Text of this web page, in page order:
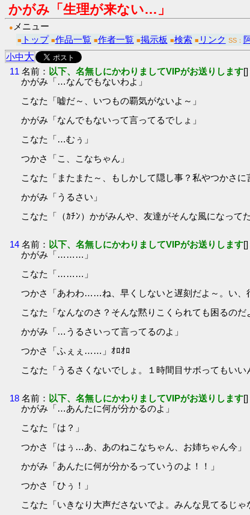
かがみ「生理が来ない…」
● メニュー
■ トップ ■作品一覧 ■作者一覧 ■掲示板 ■検索 ■ リンク SS：
小中大
11 名前： 以下、名無しにかわりましてVIPがお送りします
かがみ「…なんでもないわよ」
こなた「嘘だ～、いつもの覇気がないよ～」
かがみ「なんでもないって言ってるでしょ」
こなた「…むぅ」
つかさ「こ、こなちゃん」
こなた「またまた～、もしかして隠し事？私やつかさに
かがみ「うるさい」
こなた「（ｶﾁﾝ）かがみんや、友達がそんな風になって
14 名前： 以下、名無しにかわりましてVIPがお送りします
かがみ「………」
こなた「………」
つかさ「あわわ……ね、早くしないと遅刻だよ～。い、
こなた「なんなのさ？そんな黙りこくられても困るのだ
かがみ「…うるさいって言ってるのよ」
つかさ「ふぇぇ……」ｵﾛｵﾛ
こなた「うるさくないでしょ。１時間目サボってもいい
18 名前： 以下、名無しにかわりましてVIPがお送りします
かがみ「…あんたに何が分かるのよ」
こなた「は？」
つかさ「はぅ…あ、あのねこなちゃん、お姉ちゃん今」
かがみ「あんたに何が分かるっていうのよ！！」
つかさ「ひぅ！」
こなた「いきなり大声ださないでよ。みんな見てるじゃ